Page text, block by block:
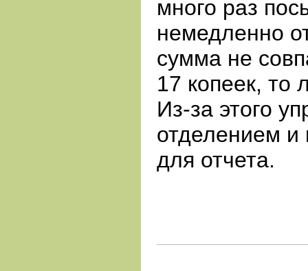
много раз
немедленно
сумма не
17 копеек, то
Из-за этого
отделением и
для отчета.